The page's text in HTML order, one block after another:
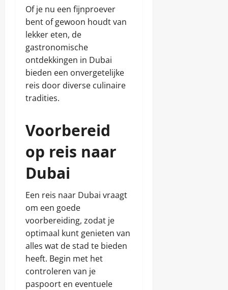
Of je nu een fijnproever
bent of gewoon houdt van
lekker eten, de
gastronomische
ontdekkingen in Dubai
bieden een onvergetelijke
reis door diverse culinaire
tradities.
Voorbereid
op reis naar
Dubai
Een reis naar Dubai vraagt
om een goede
voorbereiding, zodat je
optimaal kunt genieten van
alles wat de stad te bieden
heeft. Begin met het
controleren van je
paspoort en eventuele